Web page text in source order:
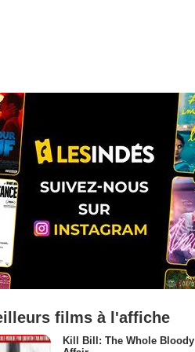
films à l'affiche
Kill Bill: The Whole Bloody